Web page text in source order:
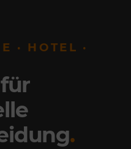
· HOTEL ·
.